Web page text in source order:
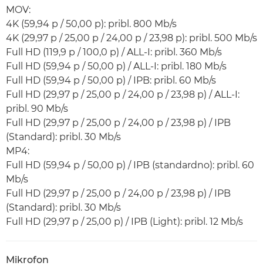
MOV:
4K (59,94 p / 50,00 p): pribl. 800 Mb/s
4K (29,97 p / 25,00 p / 24,00 p / 23,98 p): pribl. 500 Mb/s
Full HD (119,9 p / 100,0 p) / ALL-I: pribl. 360 Mb/s
Full HD (59,94 p / 50,00 p) / ALL-I: pribl. 180 Mb/s
Full HD (59,94 p / 50,00 p) / IPB: pribl. 60 Mb/s
Full HD (29,97 p / 25,00 p / 24,00 p / 23,98 p) / ALL-I:
pribl. 90 Mb/s
Full HD (29,97 p / 25,00 p / 24,00 p / 23,98 p) / IPB
(Standard): pribl. 30 Mb/s
MP4:
Full HD (59,94 p / 50,00 p) / IPB (standardno): pribl. 60
Mb/s
Full HD (29,97 p / 25,00 p / 24,00 p / 23,98 p) / IPB
(Standard): pribl. 30 Mb/s
Full HD (29,97 p / 25,00 p) / IPB (Light): pribl. 12 Mb/s
Mikrofon